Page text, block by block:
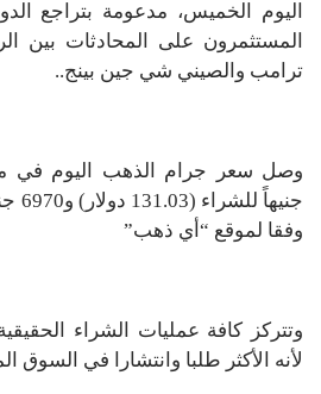
اليوم الخميس، مدعومة بتراجع
المستثمرون على المحادثات بين
ترامب والصيني شي جين بينج..
وفقا لموقع “أي ذهب”
وتتركز كافة عمليات الشراء
لأنه الأكثر طلبا وانتشارا في السوق